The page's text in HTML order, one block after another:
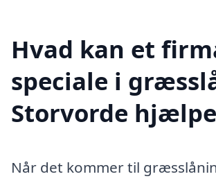
Hvad kan et
speciale i
Storvorde
Når det kommer til